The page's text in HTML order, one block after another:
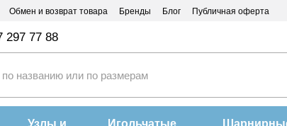
Обмен и возврат товара Бренды Блог Публичная оферта
297 77 88
Узлы и
Игольчатые